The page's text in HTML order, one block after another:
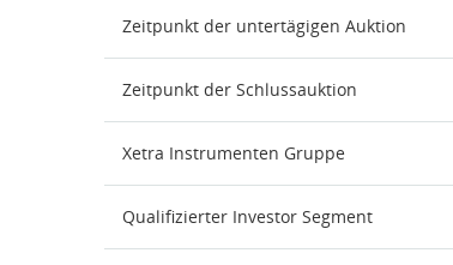
Zeitpunkt der untertägigen Auktion
Zeitpunkt der Schlussauktion
Xetra Instrumenten Gruppe
Qualifizierter Investor Segment